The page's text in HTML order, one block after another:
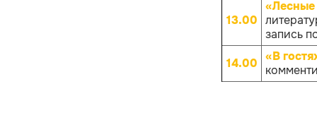
13.00
запись
14.00 «В